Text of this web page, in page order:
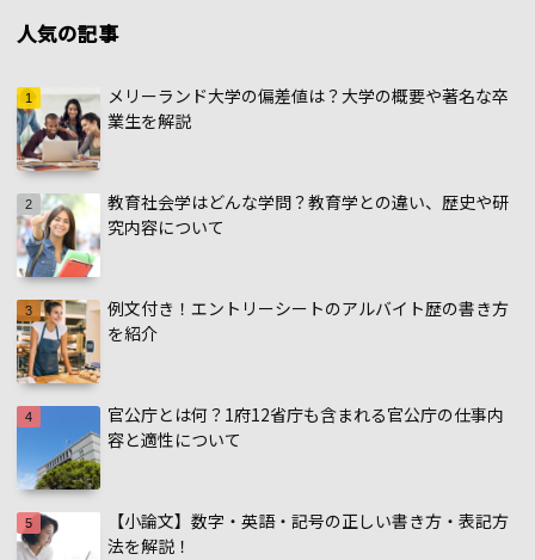
人気の記事
メリーランド大学の偏差値は？大学の概要や著名な卒
業生を解説
教育社会学はどんな学問？教育学との違い、歴史や研
究内容について
例文付き！エントリーシートのアルバイト歴の書き方
を紹介
官公庁とは何？1府12省庁も含まれる官公庁の仕事内
容と適性について
【小論文】数字・英語・記号の正しい書き方・表記方
法を解説！